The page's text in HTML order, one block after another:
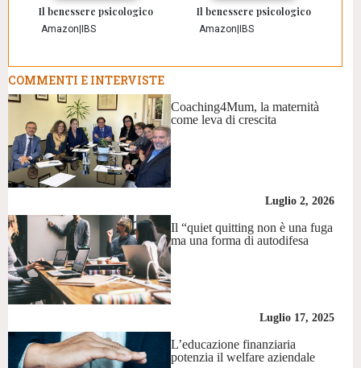
Il benessere psicologico
Amazon IBS
Il benessere psicologico
Amazon IBS
COMMENTI E INTERVISTE
Coaching4Mum, la maternità
come leva di crescita
Luglio 2, 2026
Il “quiet quitting non è una fuga
ma una forma di autodifesa
Luglio 17, 2025
L’educazione finanziaria
potenzia il welfare aziendale